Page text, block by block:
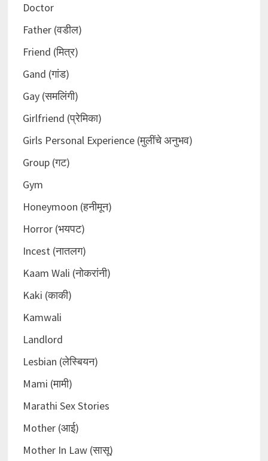
Doctor
Father (वडील)
Friend (मित्र)
Gand (गांड)
Gay (समलिंगी)
Girlfriend (प्रेमिका)
Girls Personal Experience (मुलींचे अनुभव)
Group (गट)
Gym
Honeymoon (हनीमून)
Horror (भयपट)
Incest (नातलग)
Kaam Wali (नोकरांनी)
Kaki (काकी)
Kamwali
Landlord
Lesbian (लेस्बियन)
Mami (मामी)
Marathi Sex Stories
Mother (आई)
Mother In Law (सासू)